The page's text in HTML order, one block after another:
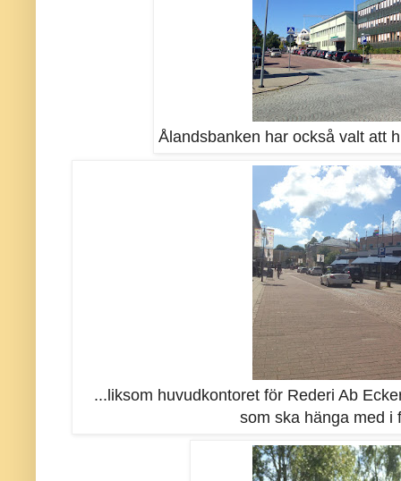
Ålandsbanken har också valt att
...liksom huvudkontoret för Rederi Ab
som ska hänga med i